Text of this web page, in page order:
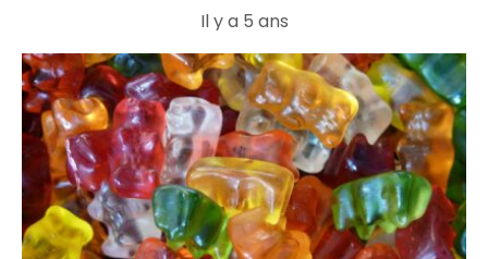
Il y a 5 ans